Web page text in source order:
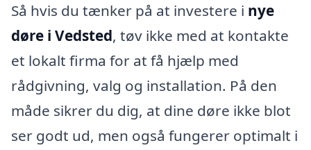
Så hvis du tænker på at investere i nye
døre i Vedsted, tøv ikke med at kontakte
et lokalt firma for at få hjælp med
rådgivning, valg og installation. På den
måde sikrer du dig, at dine døre ikke blot
ser godt ud, men også fungerer optimalt i